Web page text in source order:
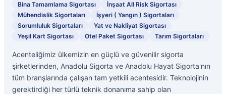
Bina Tamamlama Sigortası
İnşaat All Risk Sigortası
Mühendislik Sigortaları
İşyeri ( Yangın ) Sigortaları
Sorumluluk Sigortaları
Yat ve Nakliyat Sigortası
Yeşil Kart Sigortası
Otel Paket Sigortası Tarım Sigortaları
Acenteliğimiz ülkemizin en güçlü ve güvenilir sigorta
şirketlerinden, Anadolu Sigorta ve Anadolu Hayat Sigorta'nın
tüm branşlarında çalışan tam yetkili acentesidir. Teknolojinin
gerektirdiği her türlü teknik donanıma sahip olan